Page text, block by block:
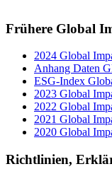
Frühere Global
2024 Global
Anhang Daten
ESG-Index
2023 Global
2022 Global
2021 Global
2020 Global
Richtlinien,